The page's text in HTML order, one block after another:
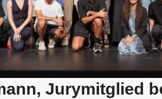
Jurymitglied